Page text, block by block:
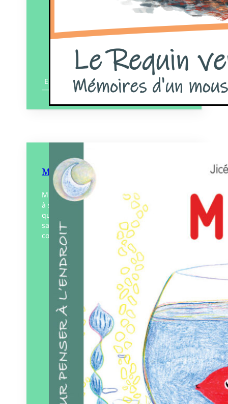
En savoir plus
Misty
Misty a disparu… Qu’est-il devenu ? Partir
à sa recherche ? Autant de questions
qu’une enfance interroge très tôt même
sans les mots, avant même de
comprendre et…
Éditeur :
Pourpenser
éditions
Paru le
05/12/2025